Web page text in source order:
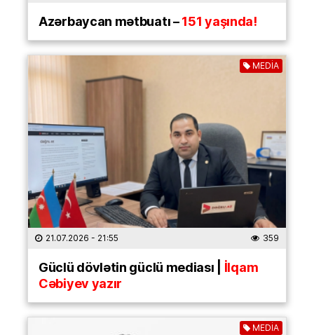
Azərbaycan mətbuatı –151 yaşında!
MEDİA
21.07.2026 - 21:55 359
Güclü dövlətin güclü mediası | İlqam
Cəbiyev yazır
MEDİA